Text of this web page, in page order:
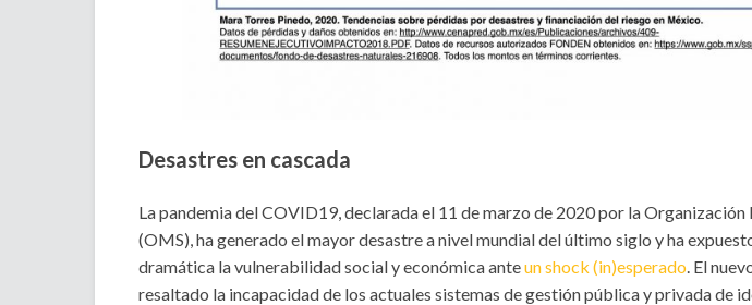
Desastres en cascada
La pandemia del COVID19, declarada el 11 de marzo de 2020 por la Organización
(OMS), ha generado el mayor desastre a nivel mundial del último siglo y ha
dramática la vulnerabilidad social y económica anteun shock (in)esperado. El
resaltado la incapacidad de los actuales sistemas de gestión pública y privada de